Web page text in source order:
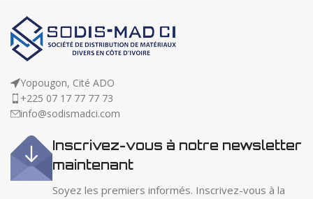
Yopougon, Cité ADO
+225 07 17 77 77 73
info@sodismadci.com
Inscrivez-vous à notre newsletter
maintenant
Soyez les premiers informés. Inscrivez-vous à la